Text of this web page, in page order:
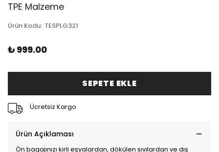
TPE Malzeme
Ürün Kodu: TESPLG321
₺ 999.00
SEPETE EKLE
Ücretsiz Kargo
Ürün Açıklaması
Ön bagajınızı kirli eşyalardan, dökülen sıvılardan ve dış